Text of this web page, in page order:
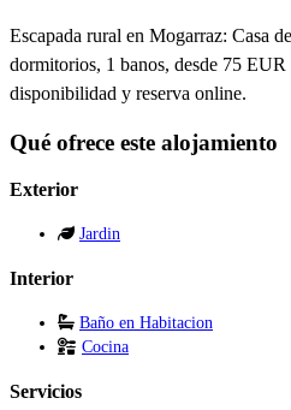
Escapada rural en Mogarraz: Casa
dormitorios, 1 banos, desde 75
disponibilidad y reserva online.
Qué ofrece este alojamiento
Exterior
Jardin
Interior
Baño en Habitacion
Cocina
Servicios